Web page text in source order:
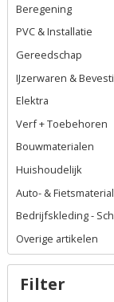
Beregening
PVC & Installatie
Gereedschap
IJzerwaren &
Elektra
Verf + Toebehoren
Bouwmaterialen
Huishoudelijk
Auto- &
Bedrijfskleding -
Overige artikelen
Filter